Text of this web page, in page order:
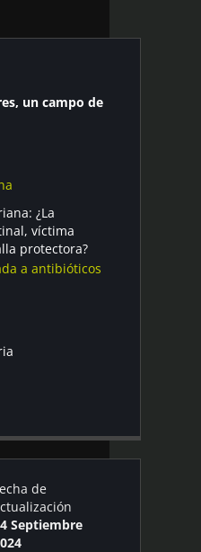
un campo de
vicioso?
¿La
víctima
protectora?
a antibióticos
reglas del
los resultados
de
Septiembre